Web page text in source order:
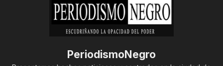
PeriodismoNegro